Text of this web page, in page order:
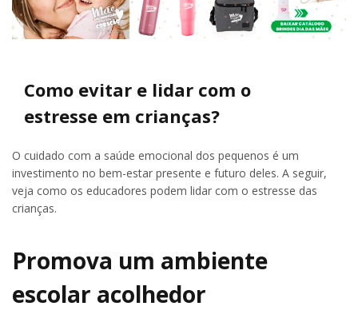
Como evitar e lidar com o
estresse em crianças?
O cuidado com a saúde emocional dos pequenos é um
investimento no bem-estar presente e futuro deles. A seguir,
veja como os educadores podem lidar com o estresse das
crianças.
Promova um ambiente
escolar acolhedor